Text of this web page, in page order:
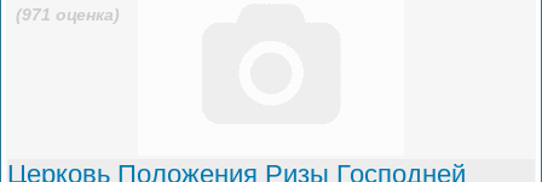
(971 оценка)
Церковь Положения Ризы Господней